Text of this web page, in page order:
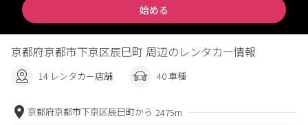
始める
京都府京都市下京区辰巳町 周辺のレンタカー情報
14 レンタカー店舗 40 車種
京都府京都市下京区辰巳町から 2475m